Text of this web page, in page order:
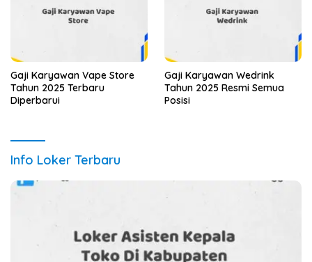
Gaji Karyawan Vape Store
Tahun 2025 Terbaru
Diperbarui
Gaji Karyawan Wedrink
Tahun 2025 Resmi Semua
Posisi
Info Loker Terbaru